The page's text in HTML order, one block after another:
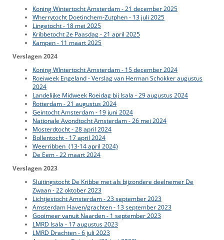
Koning Wintertocht Amsterdam - 21 december 2025
Wherrytocht Doetinchem-Zutphen - 13 juli 2025
Lingetocht - 18 mei 2025
Kribbetocht 2e Paasdag - 21 april 2025
Kampen - 11 maart 2025
Verslagen 2024
Koning WIntertocht Amsterdam - 15 december 2024
Roeiweek Engeland - Verslag van Herman Schokker augustus
2024
Landelijke Midweek Roeidag bij Isala - 29 augustus 2024
Rotterdam - 21 augustus 2024
Geintocht Amsterdam - 19 juni 2024
Nationale Avondtocht Amsterdam - 26 mei 2024
Mosterdtocht - 28 april 2024
Bollentocht - 17 april 2024
Weerribben (13-14 april 2024)
De Eem - 22 maart 2024
Verslagen 2023
Sluitingstocht De Kribbe met als bijzondere deelnemer De
Zwaan - 22 oktober 2023
Lichtjestocht Amsterdam - 23 september 2023
Amsterdam Haven/grachten - 13 september 2023
Gooimeer vanuit Naarden - 1 september 2023
LMRD Isala - 17 augustus 2023
LMRD Drachten - 6 juli 2023